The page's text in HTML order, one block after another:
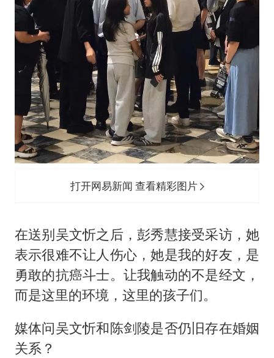
打开网易新闻 查看精彩图片
在送别吴文忻之后，彭秀慧接受采访，她
表示很难不让人伤心，她是我的好友，是
勇敢的抗癌斗士。让我触动的不是经文，
而是这里的环境，这里的孩子们。
媒体问吴文忻和陈剑陵是否仍旧存在婚姻
关系？